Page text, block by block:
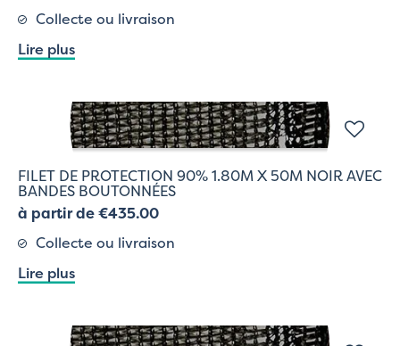
Collecte ou livraison
Lire plus
FILET DE PROTECTION 90% 1.80M X 50M NOIR AVEC
BANDES BOUTONNÉES
à partir de €435.00
Collecte ou livraison
Lire plus